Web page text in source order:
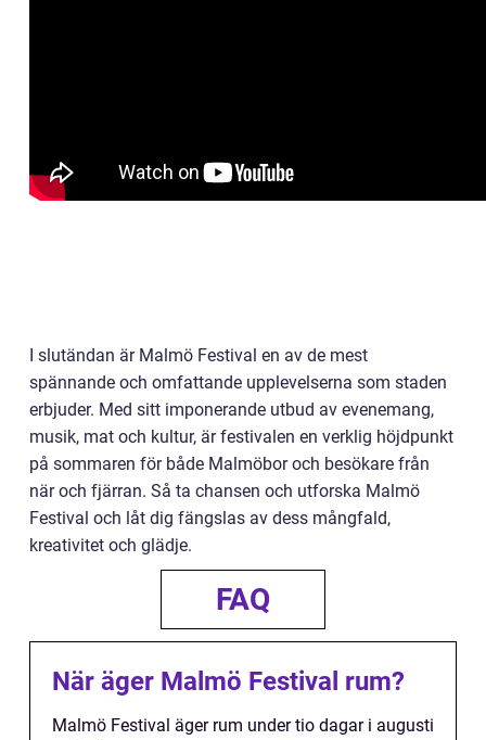
I slutändan är Malmö Festival en av de mest
spännande och omfattande upplevelserna som staden
erbjuder. Med sitt imponerande utbud av evenemang,
musik, mat och kultur, är festivalen en verklig höjdpunkt
på sommaren för både Malmöbor och besökare från
när och fjärran. Så ta chansen och utforska Malmö
Festival och låt dig fängslas av dess mångfald,
kreativitet och glädje.
FAQ
När äger Malmö Festival rum?
Malmö Festival äger rum under tio dagar i augusti